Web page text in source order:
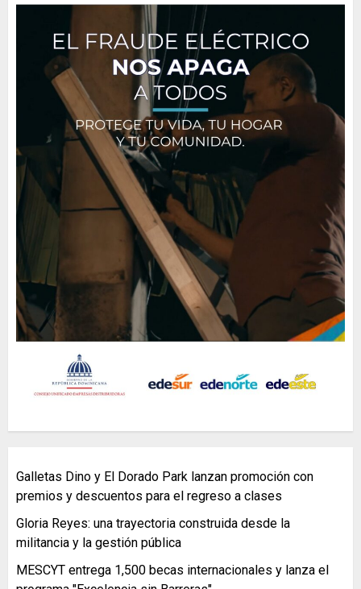
Galletas Dino y El Dorado Park lanzan promoción con
premios y descuentos para el regreso a clases
Gloria Reyes: una trayectoria construida desde la
militancia y la gestión pública
MESCYT entrega 1,500 becas internacionales y lanza el